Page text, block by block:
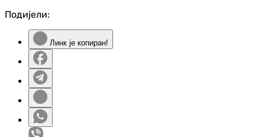
Подијели:
Линк је копиран!